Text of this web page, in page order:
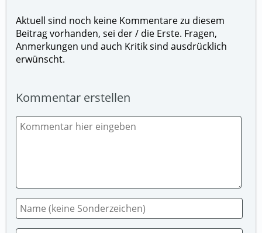
Aktuell sind noch keine Kommentare zu diesem
Beitrag vorhanden, sei der / die Erste. Fragen,
Anmerkungen und auch Kritik sind ausdrücklich
erwünscht.
Kommentar erstellen